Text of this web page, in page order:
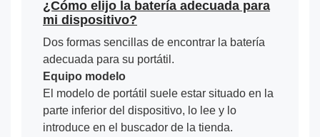
¿Cómo elijo la batería adecuada para
mi dispositivo?
Dos formas sencillas de encontrar la batería
adecuada para su portátil.
Equipo modelo
El modelo de portátil suele estar situado en la
parte inferior del dispositivo, lo lee y lo
introduce en el buscador de la tienda.